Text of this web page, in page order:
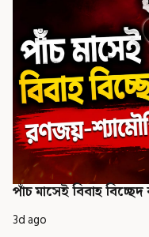
পাঁচ মাসেই বিবাহ
3d ago